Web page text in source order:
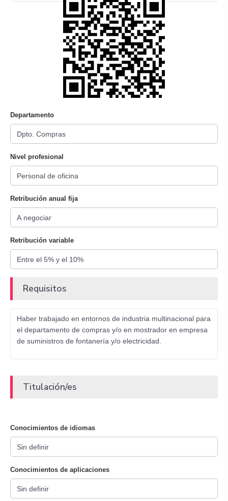
Departamento
Nivel profesional
Retribución anual fija
Retribución variable
Requisitos
Haber trabajado en entornos de industria multinacional para
el departamento de compras y/o en mostrador en empresa
de suministros de fontanería y/o electricidad.
Titulación/es
Conocimientos de idiomas
Conocimientos de aplicaciones